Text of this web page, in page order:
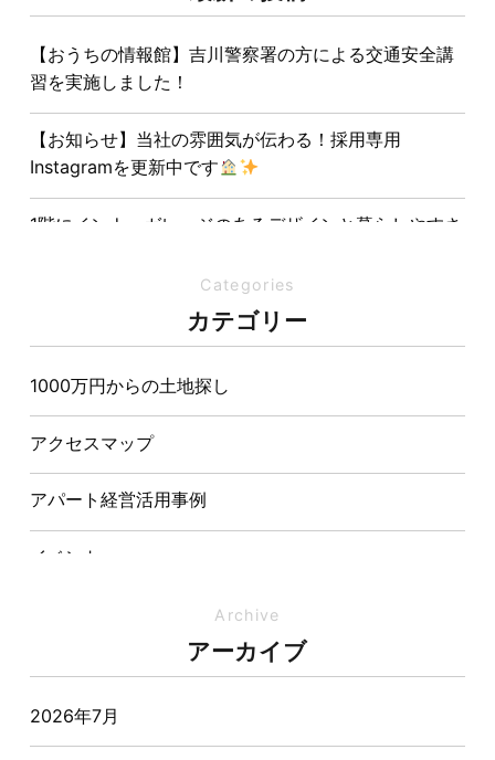
【おうちの情報館】吉川警察署の方による交通安全講
習を実施しました！
【お知らせ】当社の雰囲気が伝わる！採用専用
Instagramを更新中です
1階にインナーガレージのあるデザインと暮らしやすさ
夏の熱中症対策は家づくりから。屋根・壁・基礎の構
造が快適さをつくる理由
【埼玉県経営品質知事賞】大野知事へ受賞のご報告と
表敬訪問を行いました
Categories
カテゴリー
1000万円からの土地探し
アクセスマップ
アパート経営活用事例
イベント
オーナー様からの質問
おすすめ物件
Archive
アーカイブ
2026年7月